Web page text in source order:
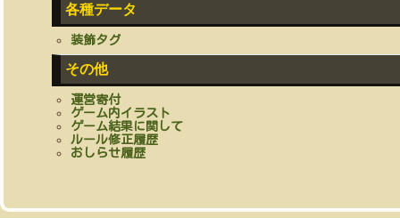
各種データ
装飾タグ
その他
運営寄付
ゲーム内イラスト
ゲーム結果に関して
ルール修正履歴
おしらせ履歴